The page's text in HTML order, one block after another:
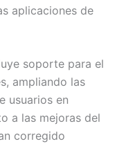
aplicaciones de
soporte para el
ampliando las
usuarios en
a las mejoras del
corregido